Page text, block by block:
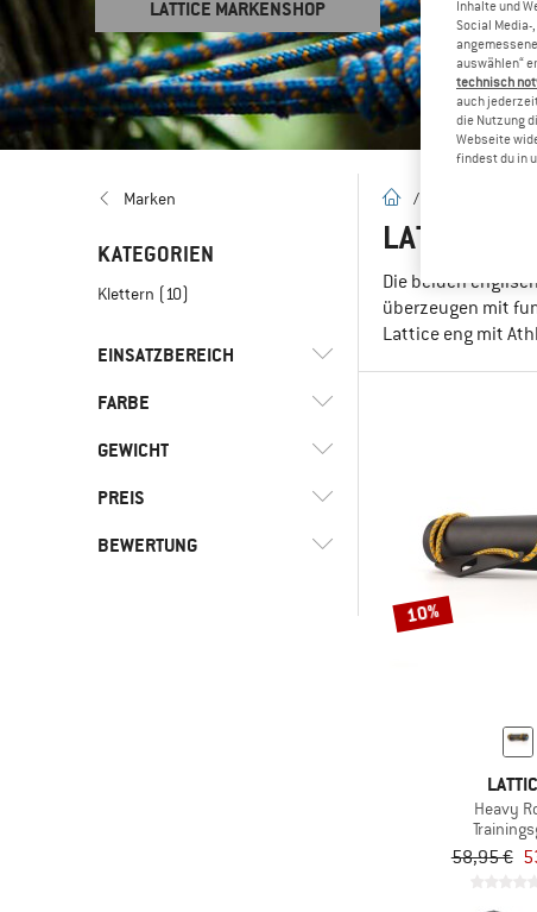
LATTICE MARKENSHOP
Marken
KATEGORIEN
Klettern (10)
EINSATZBEREICH
Bouldern
Klettern
FARBE
GEWICHT
PREIS
BEWERTUNG
Startseite
/
LATTICE –
Die beiden
überzeugen mit
Lattice eng mit
10%
Heavy
58,95 €
Inhalte und
Social
auswählen“
technisch
auch
die Nutzung
Webseite
findest du in